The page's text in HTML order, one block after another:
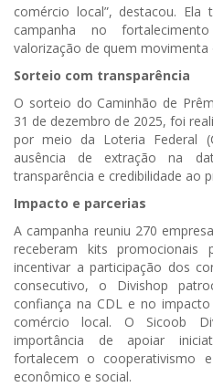
comércio local”, destacou.
campanha no
valorização de quem
Sorteio com transparência
O sorteio do Caminhão de
31 de dezembro de 2025, foi
por meio da Loteria Federal
ausência de extração na
transparência e credibilidade ao
Impacto e parcerias
A campanha reuniu 270
receberam kits
incentivar a participação dos
consecutivo, o Divishop
confiança na CDL e no
comércio local. O Sicoob
importância de apoiar
fortalecem o cooperativismo
econômico e social.